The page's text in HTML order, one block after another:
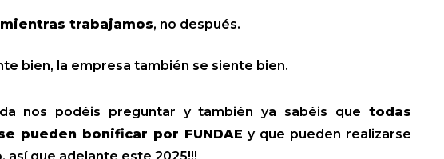
mientras trabajamos, no después.
bien, la empresa también se siente bien.
nos podéis preguntar y también ya sabéis que todas
pueden bonificar por FUNDAE y que pueden realizarse